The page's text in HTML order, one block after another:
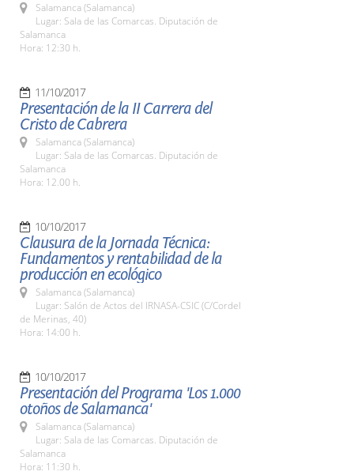
Salamanca (Salamanca)
Lugar: Sala de las Comarcas. Diputación de
Salamanca
Hora: 12:30 h.
11/10/2017
Presentación de la II Carrera del
Cristo de Cabrera
Salamanca (Salamanca)
Lugar: Sala de las Comarcas. Diputación de
Salamanca
Hora: 12.00 h.
10/10/2017
Clausura de la Jornada Técnica:
Fundamentos y rentabilidad de la
producción en ecológico
Salamanca (Salamanca)
Lugar: Salón de Actos del IRNASA-CSIC (C/Cordel
de Merinas, 40)
Hora: 14:00 h.
10/10/2017
Presentación del Programa 'Los 1.000
otoños de Salamanca'
Salamanca (Salamanca)
Lugar: Sala de las Comarcas. Diputación de
Salamanca
Hora: 11:30 h.